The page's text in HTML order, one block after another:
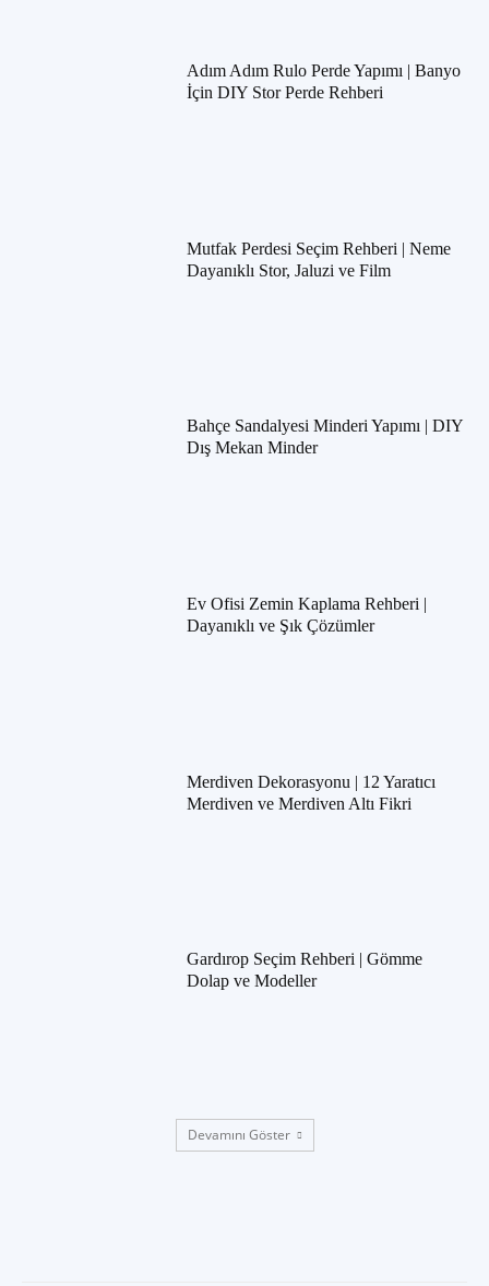
Adım Adım Rulo Perde Yapımı | Banyo
İçin DIY Stor Perde Rehberi
Mutfak Perdesi Seçim Rehberi | Neme
Dayanıklı Stor, Jaluzi ve Film
Bahçe Sandalyesi Minderi Yapımı | DIY
Dış Mekan Minder
Ev Ofisi Zemin Kaplama Rehberi |
Dayanıklı ve Şık Çözümler
Merdiven Dekorasyonu | 12 Yaratıcı
Merdiven ve Merdiven Altı Fikri
Gardırop Seçim Rehberi | Gömme
Dolap ve Modeller
Devamını Göster